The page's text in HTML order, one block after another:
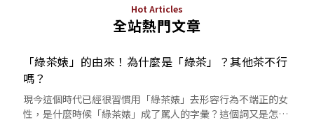
Hot Articles
全站熱門文章
「綠茶婊」的由來！為什麼是「綠茶」？其他茶不行
嗎？
現今這個時代已經很習慣用「綠茶婊」去形容行為不端正的女
性，是什麼時候「綠茶婊」成了罵人的字彙？這個詞又是怎麼